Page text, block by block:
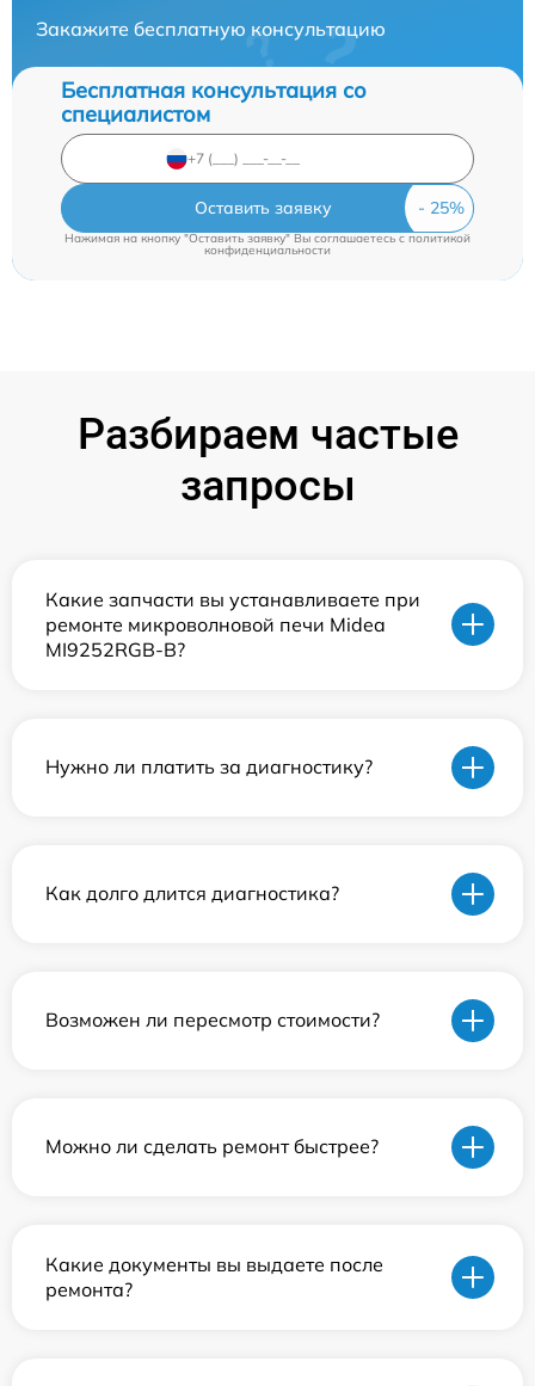
Закажите бесплатную консультацию
Бесплатная консультация со
специалистом
Оставить заявку
Нажимая на кнопку "Оставить заявку" Вы соглашаетесь cполитикой
конфиденциальности
Разбираем частые
запросы
Какие запчасти вы устанавливаете при
ремонте микроволновой печи Midea
MI9252RGB-B?
Нужно ли платить за диагностику?
Как долго длится диагностика?
Возможен ли пересмотр стоимости?
Можно ли сделать ремонт быстрее?
Какие документы вы выдаете после
ремонта?